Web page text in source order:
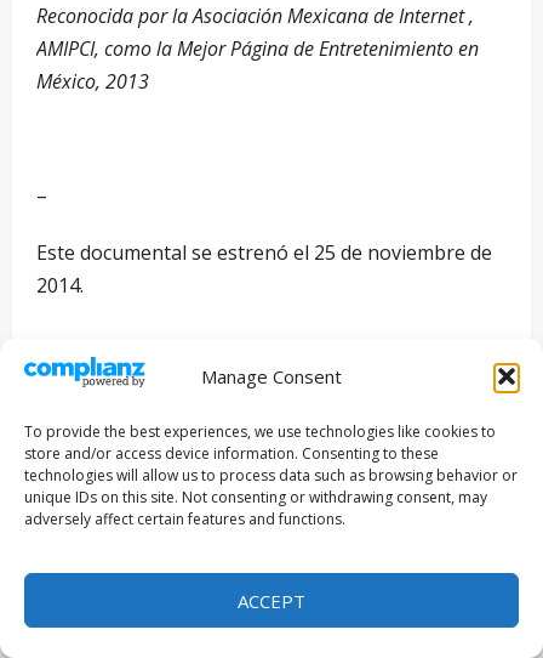
Manage Consent
To provide the best experiences, we use technologies like cookies to
store and/or access device information. Consenting to these
technologies will allow us to process data such as browsing behavior or
unique IDs on this site. Not consenting or withdrawing consent, may
adversely affect certain features and functions.
ACCEPT
Reconocida por la Asociación Mexicana de Internet ,
AMIPCI, como la Mejor Página de Entretenimiento en
México, 2013
–
Este documental se estrenó el 25 de noviembre de
2014.
Edición: Andrés Palma Buratta
Animación Logo FMM: Alfonso Medina Parra
Diseño Logo FMM: Juan Pablo Mejía Arango
Filmakersmovie.com